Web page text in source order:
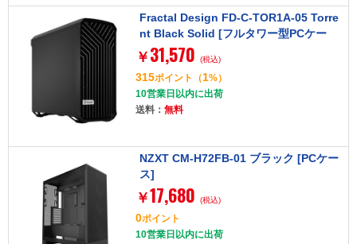
Fractal Design FD-C-TOR1A-05 Torre
nt Black Solid [フルタワー型PCケー
ス]
￥ 31,570 (税込)
315ポイント （1%）
10営業日以内に出荷
送料： 無料
NZXT CM-H72FB-01 ブラック [PCケー
ス]
￥17,680 (税込)
0ポイント
10営業日以内に出荷